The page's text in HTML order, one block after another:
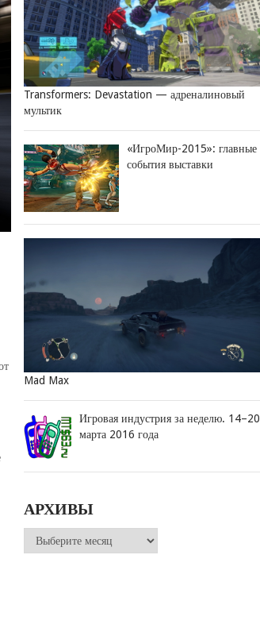
Transformers: Devastation — адреналиновый
мультик
«ИгроМир-2015»: главные
события выставки
Mad Max
Игровая индустрия за неделю. 14–20
марта 2016 года
АРХИВЫ
Архивы